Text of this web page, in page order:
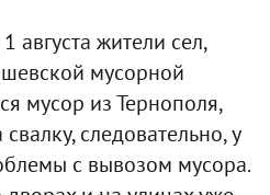
августа жители сел,
мусорной
мусор из Тернополя,
следовательно, у
с вывозом мусора.